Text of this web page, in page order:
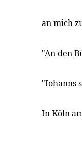
an mich
"An den
"Iohanns
In Köln